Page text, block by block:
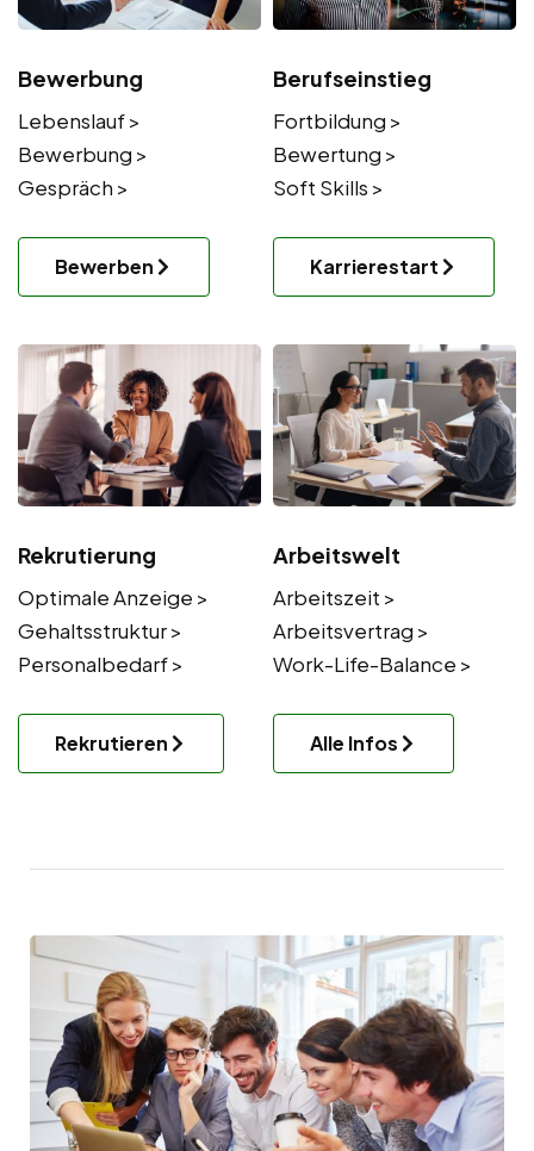
Bewerbung
Lebenslauf >
Bewerbung >
Gespräch >
Bewerben
Berufseinstieg
Fortbildung >
Bewertung >
Soft Skills >
Karrierestart
Rekrutierung
Optimale Anzeige >
Gehaltsstruktur >
Personalbedarf >
Rekrutieren
Arbeitswelt
Arbeitszeit >
Arbeitsvertrag >
Work-Life-Balance >
Alle Infos